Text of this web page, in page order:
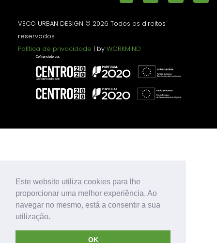
Este website utiliza cookies para lhe
proporcionar uma melhor experiência. Ao
navegar no mesmo, está a consentir a sua
utilização.
OK
VECO URBAN DESIGN © 2026 Todos os direitos
reservados.
Política de privacidade | byWORKMIND